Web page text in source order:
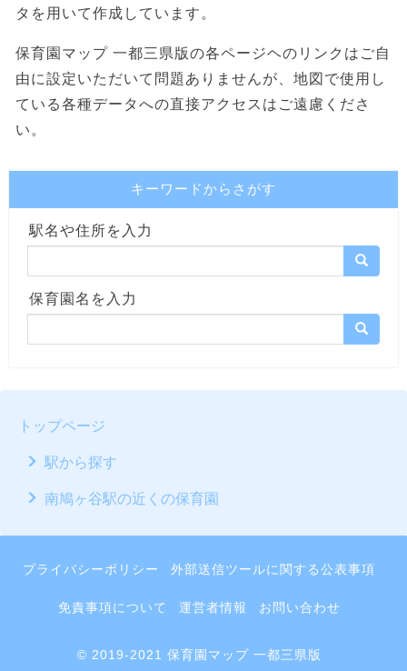
タを用いて作成しています。
保育園マップ 一都三県版の各ページヘのリンクはご自
由に設定いただいて問題ありませんが、地図で使用し
ている各種データへの直接アクセスはご遠慮くださ
い。
キーワードからさがす
駅名や住所を入力
保育園名を入力
トップページ
駅から探す
南鳩ヶ谷駅の近くの保育園
プライバシーポリシー 外部送信ツールに関する公表事項
免責事項について 運営者情報 お問い合わせ
© 2019-2021 保育園マップ 一都三県版